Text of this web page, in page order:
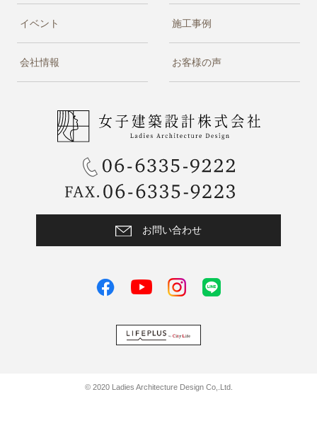
イベント 施工事例
会社情報 お客様の声
お問い合わせ
facebook youtube instagram
© 2020 Ladies Architecture Design Co,.Ltd.